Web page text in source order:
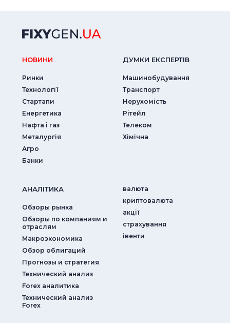
НОВИНИ
Ринки
Технології
Стартапи
Енергетика
Нафта і газ
Металургія
Агро
Банки
ДУМКИ ЕКСПЕРТIВ
Машинобудування
Транспорт
Нерухомість
Рітейл
Телеком
Хімічна
АНАЛIТИКА
Обзоры рынка
Обзоры по компаниям и
отраслям
Макроэкономика
Обзор облигаций
Прогнозы и стратегия
Технический анализ
Forex аналитика
Технический анализ
Forex
валюта
криптовалюта
акції
страхування
iвенти